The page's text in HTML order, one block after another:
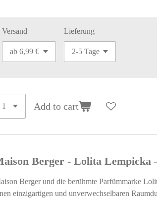
Versand Lieferung
Add to cart
Berger - Lolita Lempicka
Berger und die berühmte Parfümmarke
einzigartigen und unverwechselbaren